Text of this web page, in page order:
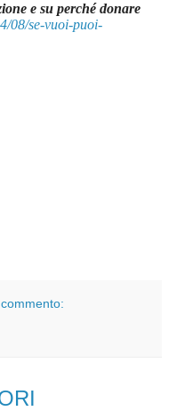
e su perché donare
08/se-vuoi-puoi-